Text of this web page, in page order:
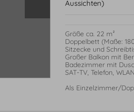
Aussichten)
Größe ca. 22 m²
Doppelbett (Maße:
Sitzecke und
Großer Balkon mit
Badezimmer mit
SAT-TV, Telefon,
Als Einzelzimmer/